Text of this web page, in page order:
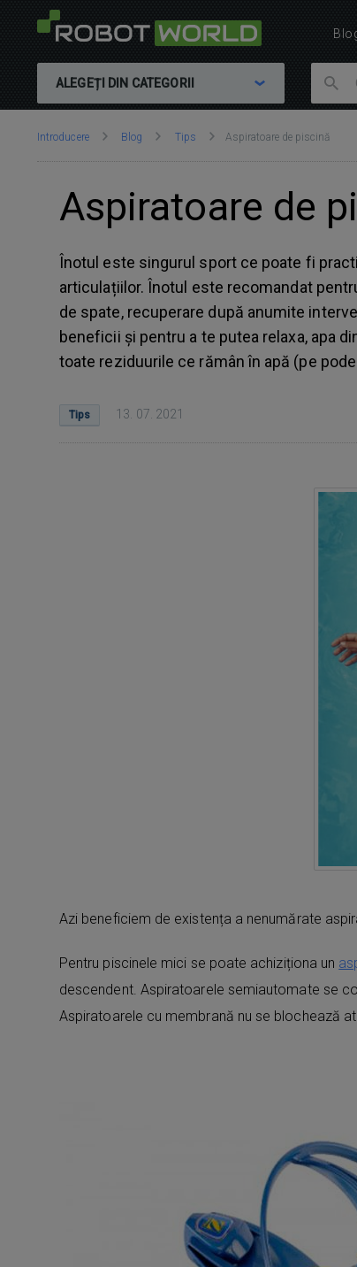
ALEGEȚI DIN CATEGORII
Vă
Introducere Blog Tips Aspiratoare de piscină
Aspiratoare de
Înotul este singurul sport ce poate fi
articulațiilor. Înotul este recomandat
de spate, recuperare după anumite
beneficii și pentru a te putea relaxa, apa
toate reziduurile ce rămân în apă (pe
Tips 13. 07. 2021
Azi beneficiem de existența a nenumărate
Pentru piscinele mici se poate achiziționa un
descendent. Aspiratoarele semiautomate se
Aspiratoarele cu membrană nu se blochează